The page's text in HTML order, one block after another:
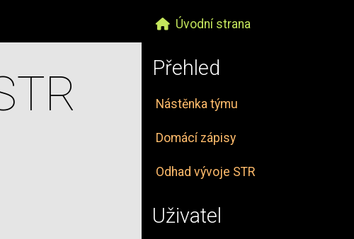
Úvodní strana
Přehled
Nástěnka týmu
Domácí zápisy
Odhad vývoje STR
Uživatel